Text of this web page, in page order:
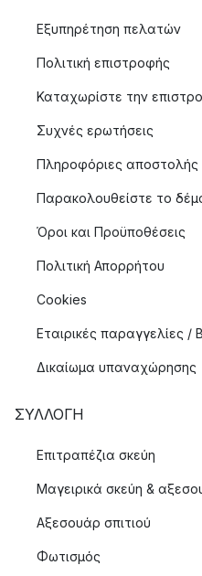
Εξυπηρέτηση πελατών
Πολιτική επιστροφής
Καταχωρίστε την
Συχνές ερωτήσεις
Πληροφόριες αποστολής
Παρακολουθείστε το
Όροι και Προϋποθέσεις
Πολιτική Απορρήτου
Cookies
Εταιρικές παραγγελίες /
Δικαίωμα υπαναχώρησης
ΣΥΛΛΟΓΉ
Επιτραπέζια σκεύη
Μαγειρικά σκεύη &
Αξεσουάρ σπιτιού
Φωτισμός